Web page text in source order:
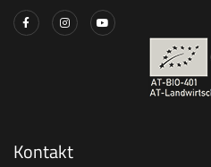
Kontakt